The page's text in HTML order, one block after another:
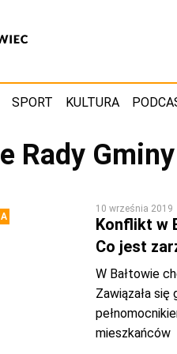
SPORT KULTURA
Rady Gminy
10 września 2019
Konflikt w
Co jest
W Bałtowie
Zawiązała się
mieszkańców